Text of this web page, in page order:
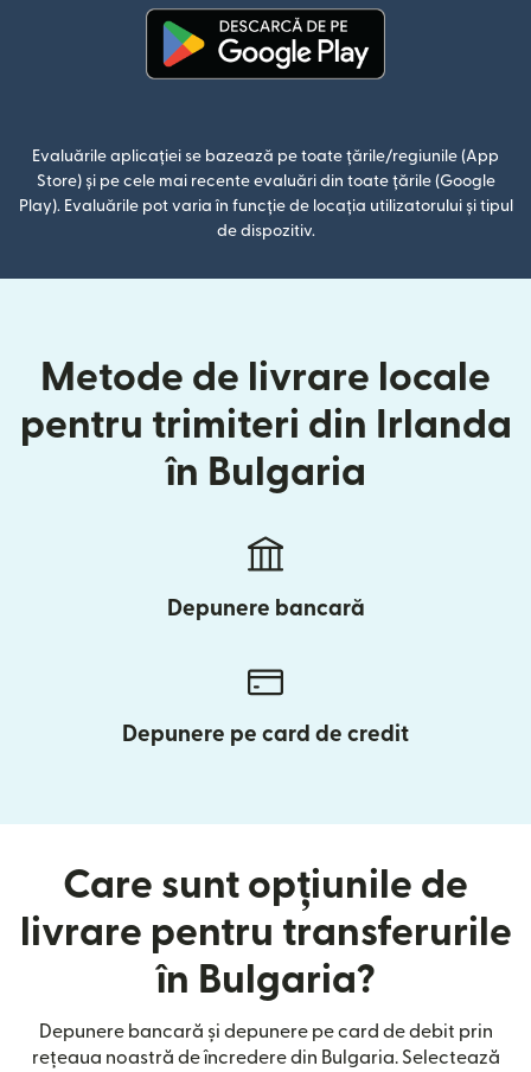
Evaluările aplicației se bazează pe toate țările/regiunile (App
Store) și pe cele mai recente evaluări din toate țările (Google
Play). Evaluările pot varia în funcție de locația utilizatorului și tipul
de dispozitiv.
Metode de livrare locale
pentru trimiteri din Irlanda
în Bulgaria
Depunere bancară
Depunere pe card de credit
Care sunt opțiunile de
livrare pentru transferurile
în Bulgaria?
Depunere bancară și depunere pe card de debit prin
rețeaua noastră de încredere din Bulgaria. Selectează